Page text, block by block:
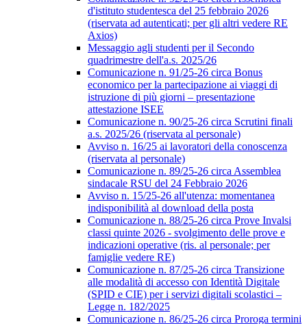
d'istituto studentesca del 25 febbraio 2026
(riservata ad autenticati; per gli altri vedere RE
Axios)
Messaggio agli studenti per il Secondo
quadrimestre dell'a.s. 2025/26
Comunicazione n. 91/25-26 circa Bonus
economico per la partecipazione ai viaggi di
istruzione di più giorni – presentazione
attestazione ISEE
Comunicazione n. 90/25-26 circa Scrutini finali
a.s. 2025/26 (riservata al personale)
Avviso n. 16/25 ai lavoratori della conoscenza
(riservata al personale)
Comunicazione n. 89/25-26 circa Assemblea
sindacale RSU del 24 Febbraio 2026
Avviso n. 15/25-26 all'utenza: momentanea
indisponibilità al download della posta
Comunicazione n. 88/25-26 circa Prove Invalsi
classi quinte 2026 - svolgimento delle prove e
indicazioni operative (ris. al personale; per
famiglie vedere RE)
Comunicazione n. 87/25-26 circa Transizione
alle modalità di accesso con Identità Digitale
(SPID e CIE) per i servizi digitali scolastici –
Legge n. 182/2025
Comunicazione n. 86/25-26 circa Proroga termini